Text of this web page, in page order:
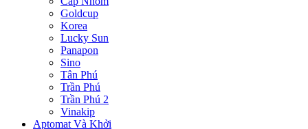
Goldcup
Korea
Lucky Sun
Panapon
Sino
Tân Phú
Trần Phú
Trần Phú 2
Vinakip
Aptomat Và Khởi